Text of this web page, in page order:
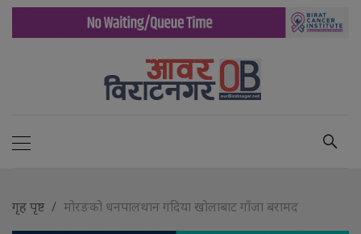
गृह पृष्ट मोरङको धनपालथान गदिया खोलाबाट गाँजा बरामद